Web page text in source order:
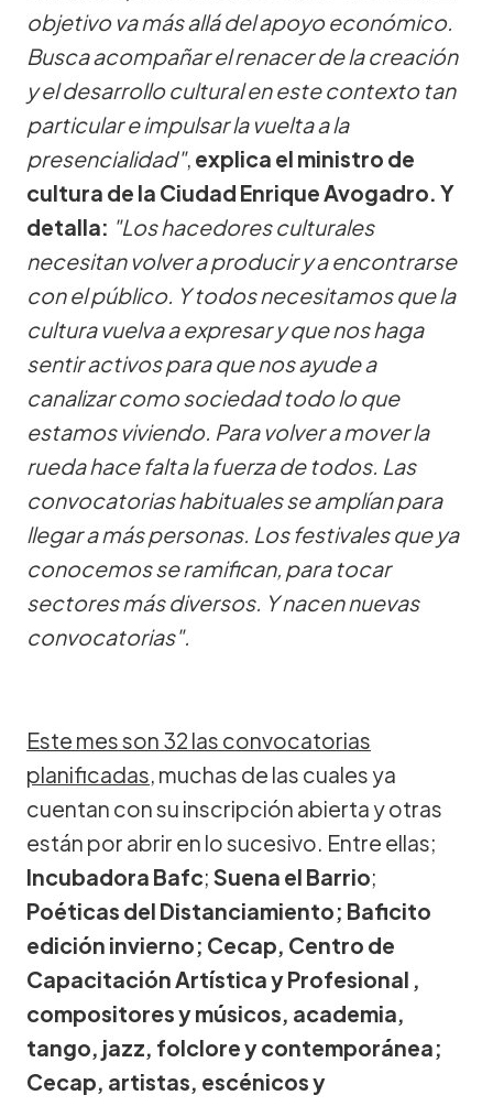
objetivo va más allá del apoyo económico.
Busca acompañar el renacer de la creación
y el desarrollo cultural en este contexto tan
particular e impulsar la vuelta a la
presencialidad", explica el ministro de
cultura de la Ciudad Enrique Avogadro. Y
detalla: "Los hacedores culturales
necesitan volver a producir y a encontrarse
con el público. Y todos necesitamos que la
cultura vuelva a expresar y que nos haga
sentir activos para que nos ayude a
canalizar como sociedad todo lo que
estamos viviendo. Para volver a mover la
rueda hace falta la fuerza de todos. Las
convocatorias habituales se amplían para
llegar a más personas. Los festivales que ya
conocemos se ramifican, para tocar
sectores más diversos. Y nacen nuevas
convocatorias".
Este mes son 32 las convocatorias
planificadas, muchas de las cuales ya
cuentan con su inscripción abierta y otras
están por abrir en lo sucesivo. Entre ellas;
Incubadora Bafc; Suena el Barrio;
Poéticas del Distanciamiento; Baficito
edición invierno; Cecap, Centro de
Capacitación Artística y Profesional ,
compositores y músicos, academia,
tango, jazz, folclore y contemporánea;
Cecap, artistas, escénicos y